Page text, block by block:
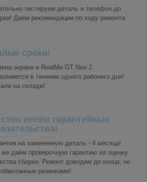
тестируем деталь и телефон до
Даём рекомендации по ходу ремонта.
сроки!
экрана в RealMe GT Neo 2
в течение одного рабочего дня!
на складе!
несём гарантийные
на замененную деталь - 4 месяца!
же даём проверочную гарантию на оценку
сборки. Ремонт доводим до конца, не
резинками!